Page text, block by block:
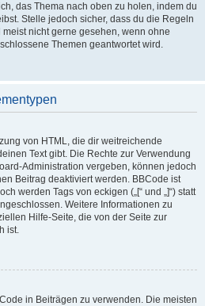
das Thema nach oben zu holen, indem du
Stelle jedoch sicher, dass du die Regeln
nicht gerne gesehen, wenn ohne
Themen geantwortet wird.
von HTML, die dir weitreichende
Text gibt. Die Rechte zur Verwendung
Administration vergeben, können jedoch
Beitrag deaktiviert werden. BBCode ist
werden Tags von eckigen („[“ und „]“) statt
Weitere Informationen zu
Hilfe-Seite, die von der Seite zur
ist.
in Beiträgen zu verwenden. Die meisten